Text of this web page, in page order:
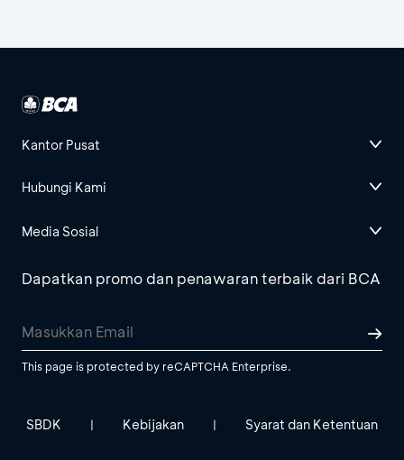
Kantor Pusat
Hubungi Kami
Media Sosial
Dapatkan promo dan penawaran terbaik dari BCA
This page is protected by reCAPTCHA Enterprise.
SBDK | Kebijakan | Syarat dan Ketentuan